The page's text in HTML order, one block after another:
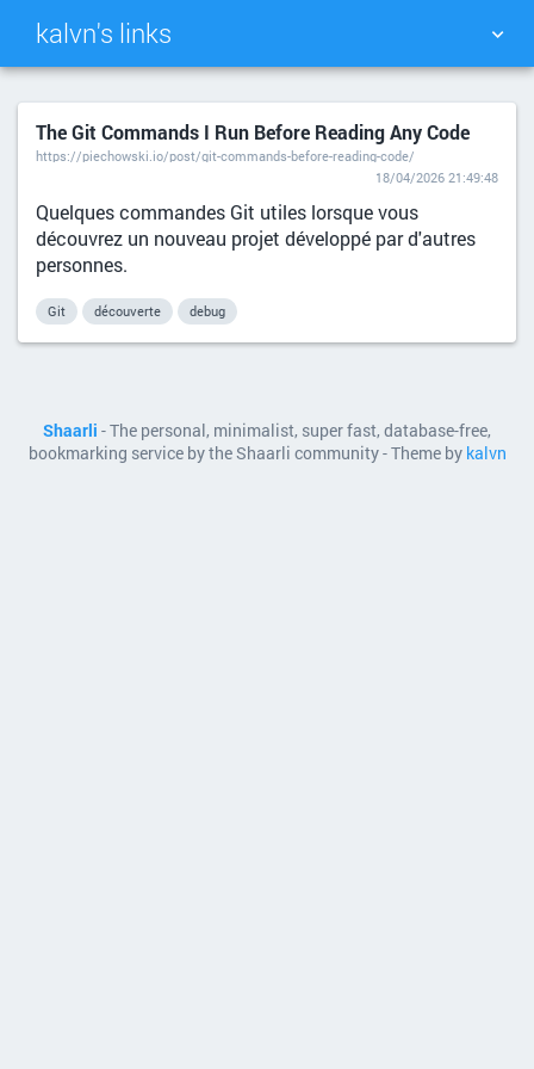
kalvn's links
TAG CLOUD PICTURE WALL
SEARCH
The Git Commands I Run Before Reading Any Code
https://piechowski.io/post/git-commands-before-reading-code/
18/04/2026 21:49:48
Quelques commandes Git utiles lorsque vous
découvrez un nouveau projet développé par d'autres
personnes.
Git découverte debug
Shaarli - The personal, minimalist, super fast, database-free,
bookmarking service by the Shaarli community - Theme by kalvn